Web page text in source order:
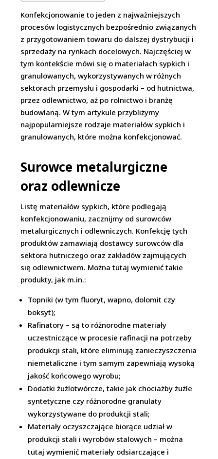
Konfekcjonowanie to jeden z najważniejszych
procesów logistycznych bezpośrednio związanych
z przygotowaniem towaru do dalszej dystrybucji i
sprzedaży na rynkach docelowych. Najczęściej w
tym kontekście mówi się o materiałach sypkich i
granulowanych, wykorzystywanych w różnych
sektorach przemysłu i gospodarki – od hutnictwa,
przez odlewnictwo, aż po rolnictwo i branżę
budowlaną. W tym artykule przybliżymy
najpopularniejsze rodzaje materiałów sypkich i
granulowanych, które można konfekcjonować.
Surowce metalurgiczne
oraz odlewnicze
Listę materiałów sypkich, które podlegają
konfekcjonowaniu, zacznijmy od surowców
metalurgicznych i odlewniczych. Konfekcję tych
produktów zamawiają dostawcy surowców dla
sektora hutniczego oraz zakładów zajmujących
się odlewnictwem. Można tutaj wymienić takie
produkty, jak m.in.:
Topniki (w tym fluoryt, wapno, dolomit czy
boksyt);
Rafinatory – są to różnorodne materiały
uczestniczące w procesie rafinacji na potrzeby
produkcji stali, które eliminują zanieczyszczenia
niemetaliczne i tym samym zapewniają wysoką
jakość końcowego wyrobu;
Dodatki żużlotwórcze, takie jak chociażby żużle
syntetyczne czy różnorodne granulaty
wykorzystywane do produkcji stali;
Materiały oczyszczające biorące udział w
produkcji stali i wyrobów stalowych – można
tutaj wymienić materiały odsiarczające i